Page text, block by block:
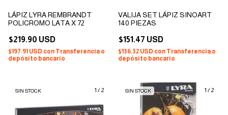
LÁPIZ LYRA REMBRANDT
POLICROMO LATA X 72
$219.90 USD
$197.91 USD con Transferencia o
depósito bancario
VALIJA SET LÁPIZ SINOART
140 PIEZAS
$151.47 USD
$136.32 USD con Transferencia o
depósito bancario
1 / 2
SIN STOCK 1 / 2
SIN STOCK